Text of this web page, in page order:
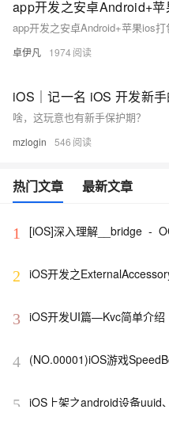
卓伊凡 1974
iOS｜记一名 iOS 开发新
啥，这玩意也有新手保护期？
mzlogin 546
热门文章 最新文章
1 [iOS]深入理解__bridge  -
2 iOS开发之
3 iOS开发UI篇—Kvc简单介绍
4 (NO.00001)iOS游戏
5 iOS上架之android设备uuid